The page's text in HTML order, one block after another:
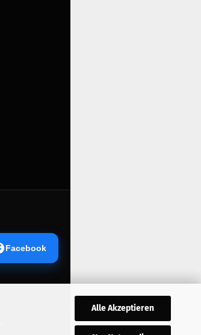
Alle Akzeptieren
Facebook